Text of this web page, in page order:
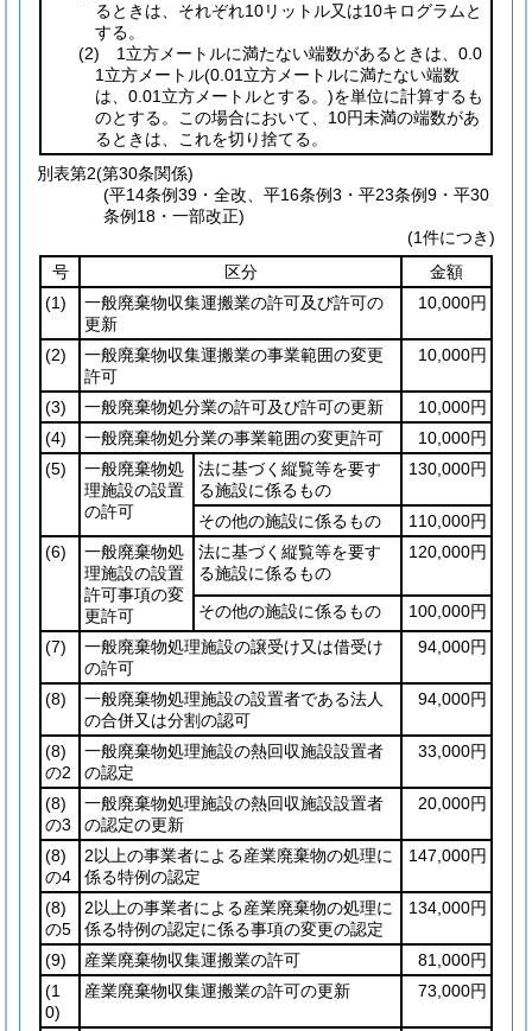
るときは、それぞれ10リットル又は10キログラムと
する。
(2) 1立方メートルに満たない端数があるときは、0.0
1立方メートル(0.01立方メートルに満たない端数
は、0.01立方メートルとする。)を単位に計算するも
のとする。この場合において、10円未満の端数があ
るときは、これを切り捨てる。
別表第2(第30条関係)
(平14条例39・全改、平16条例3・平23条例9・平30
条例18・一部改正)
(1件につき)
号
区分
金額
(1)
一般廃棄物収集運搬業の許可及び許可の
更新
10,000円
(2)
一般廃棄物収集運搬業の事業範囲の変更
許可
10,000円
(3) 一般廃棄物処分業の許可及び許可の更新
10,000円
(4)
一般廃棄物処分業の事業範囲の変更許可
10,000円
(5)
一般廃棄物処
理施設の設置
の許可
法に基づく縦覧等を要す
る施設に係るもの
130,000円
その他の施設に係るもの
110,000円
(6)
一般廃棄物処
理施設の設置
許可事項の変
更許可
法に基づく縦覧等を要す
る施設に係るもの
120,000円
その他の施設に係るもの
100,000円
(7)
一般廃棄物処理施設の譲受け又は借受け
の許可
94,000円
(8)
一般廃棄物処理施設の設置者である法人
の合併又は分割の認可
94,000円
(8)
の2
一般廃棄物処理施設の熱回収施設設置者
の認定
33,000円
(8)
の3
一般廃棄物処理施設の熱回収施設設置者
の認定の更新
20,000円
(8)
の4
2以上の事業者による産業廃棄物の処理に
係る特例の認定
147,000円
(8)
の5
2以上の事業者による産業廃棄物の処理に
係る特例の認定に係る事項の変更の認定
134,000円
(9) 産業廃棄物収集運搬業の許可
81,000円
(1
0)
産業廃棄物収集運搬業の許可の更新 73,000円